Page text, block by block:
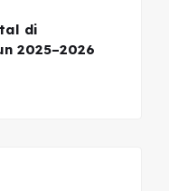
di
2025–2026